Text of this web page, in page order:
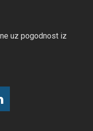
uz pogodnost iz